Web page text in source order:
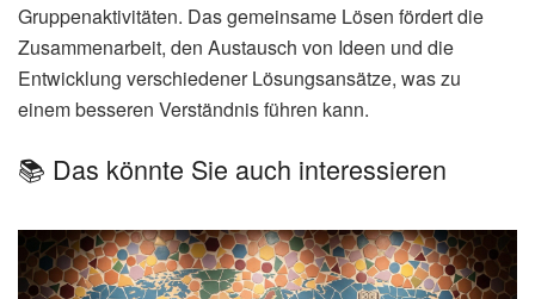
Gruppenaktivitäten. Das gemeinsame Lösen fördert die
Zusammenarbeit, den Austausch von Ideen und die
Entwicklung verschiedener Lösungsansätze, was zu
einem besseren Verständnis führen kann.
📚 Das könnte Sie auch interessieren